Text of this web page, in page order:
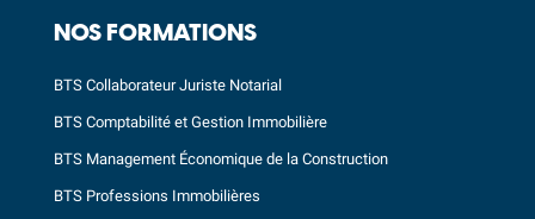
NOS FORMATIONS
BTS Collaborateur Juriste Notarial
BTS Comptabilité et Gestion Immobilière
BTS Management Économique de la Construction
BTS Professions Immobilières